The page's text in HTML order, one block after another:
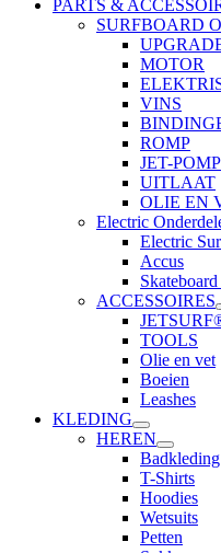
PARTS &
SURFBOARD
MOTOR
VINS
ROMP
JET-POMP
UITLAAT
OLIE EN
Electric
Electric
Accus
ACCESSOIRES
TOOLS
Olie en vet
Boeien
Leashes
KLEDING
HEREN
Badkleding
T-Shirts
Hoodies
Wetsuits
Petten